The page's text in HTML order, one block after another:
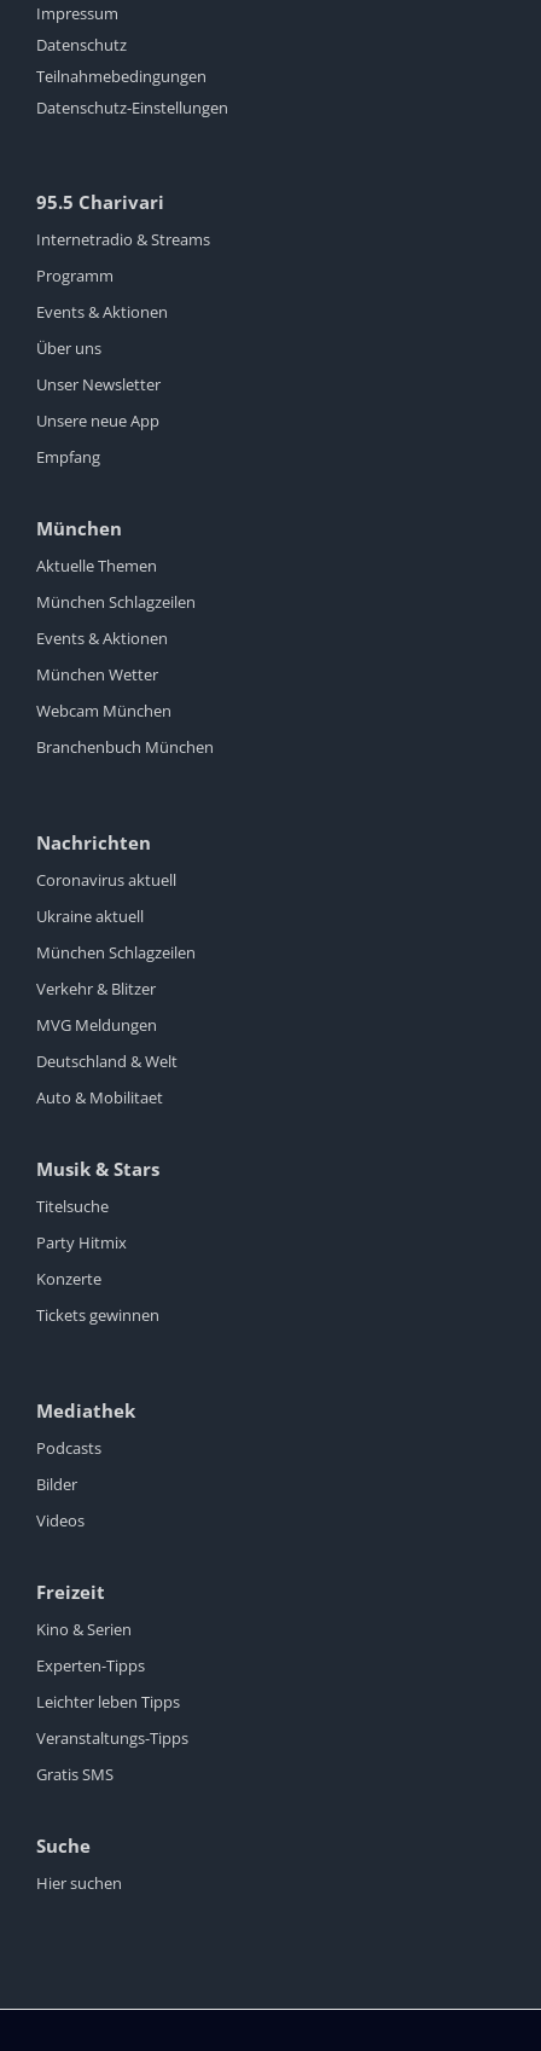
Impressum
Datenschutz
Teilnahmebedingungen
Datenschutz-Einstellungen
95.5 Charivari
Internetradio & Streams
Programm
Events & Aktionen
Über uns
Unser Newsletter
Unsere neue App
Empfang
München
Aktuelle Themen
München Schlagzeilen
Events & Aktionen
München Wetter
Webcam München
Branchenbuch München
Nachrichten
Coronavirus aktuell
Ukraine aktuell
München Schlagzeilen
Verkehr & Blitzer
MVG Meldungen
Deutschland & Welt
Auto & Mobilitaet
Musik & Stars
Titelsuche
Party Hitmix
Konzerte
Tickets gewinnen
Mediathek
Podcasts
Bilder
Videos
Freizeit
Kino & Serien
Experten-Tipps
Leichter leben Tipps
Veranstaltungs-Tipps
Gratis SMS
Suche
Hier suchen